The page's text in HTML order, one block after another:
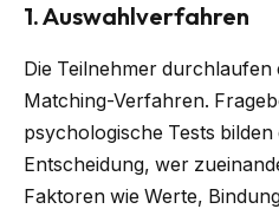
1. Auswahlverfahren
Die Teilnehmer durchlaufen
Matching-Verfahren.
psychologische Tests
Entscheidung, wer
Faktoren wie Werte,